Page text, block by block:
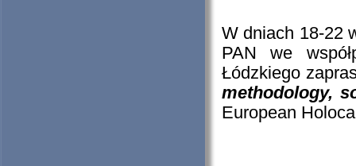
W dniach 18-22
PAN we
Łódzkiego
methodology,
European